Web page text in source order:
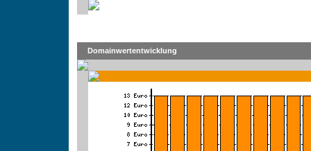
Domainwertentwicklung